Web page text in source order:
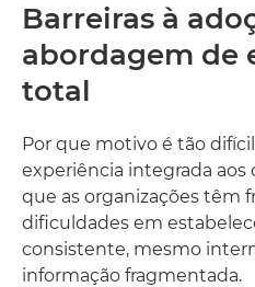
Barreiras à
abordagem de
total
Por que motivo é tão
experiência integrada aos
que as organizações têm
dificuldades em
consistente, mesmo
informação fragmentada.